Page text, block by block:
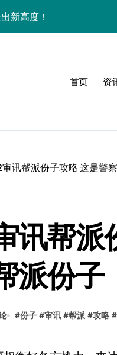
新高度！
尚新定义！
性美化｜手机分享员必看
玩，炫酷加倍！
制潮流无限畅玩
时尚，一瞬惊艳
定制主题潮到没朋友
首页 资
讯帮派份子攻略 这是警
讯帮派
派份子
#份子 #审讯 #帮派 #攻略 #